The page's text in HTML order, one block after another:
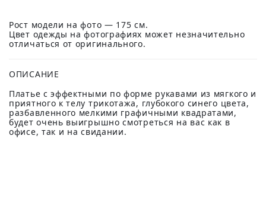
Рост модели на фото — 175 см.
Цвет одежды на фотографиях может незначительно
отличаться от оригинального.
ОПИСАНИЕ
Платье с эффектными по форме рукавами из мягкого и
приятного к телу трикотажа, глубокого синего цвета,
разбавленного мелкими графичными квадратами,
будет очень выигрышно смотреться на вас как в
офисе, так и на свидании.